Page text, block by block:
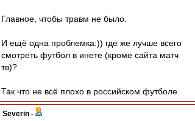
Главное, чтобы травм не было.
И ещё одна проблемка:)) где же лучше всего
смотреть футбол в инете (кроме сайта матч
тв)?
Так что не всё плохо в российском футболе.
Severin -